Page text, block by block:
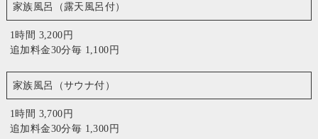
家族風呂（露天風呂付）
1時間 3,200円
追加料金30分毎 1,100円
家族風呂（サウナ付）
1時間 3,700円
追加料金30分毎 1,300円